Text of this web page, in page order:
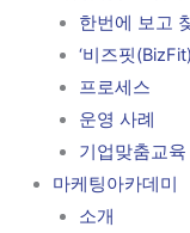
한번에 보고
‘비즈핏
프로세스
운영 사례
기업맞춤교
마케팅아카데미
소개